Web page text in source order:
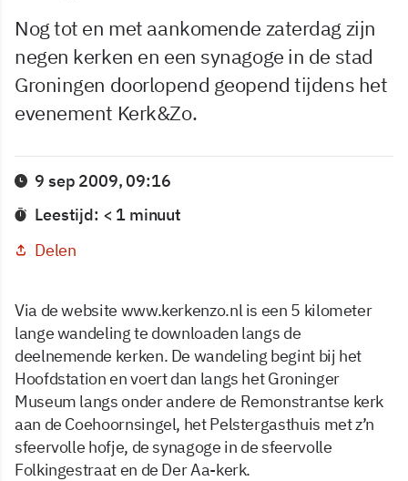
Nog tot en met aankomende zaterdag zijn
negen kerken en een synagoge in de stad
Groningen doorlopend geopend tijdens het
evenement Kerk&Zo.
9 sep 2009, 09:16
Leestijd: < 1 minuut
Delen
Via de website www.kerkenzo.nl is een 5 kilometer
lange wandeling te downloaden langs de
deelnemende kerken. De wandeling begint bij het
Hoofdstation en voert dan langs het Groninger
Museum langs onder andere de Remonstrantse kerk
aan de Coehoornsingel, het Pelstergasthuis met z’n
sfeervolle hofje, de synagoge in de sfeervolle
Folkingestraat en de Der Aa-kerk.